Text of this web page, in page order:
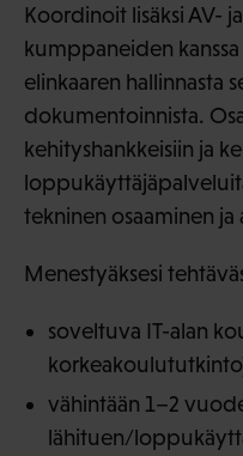
Koordinoit lisäksi AV-
kumppaneiden
elinkaaren hallinnasta
dokumentoinnista.
kehityshankkeisiin ja
tekninen osaaminen ja
Menestyäksesi
soveltuva IT-alan
vähintään 1–2
lähituen/